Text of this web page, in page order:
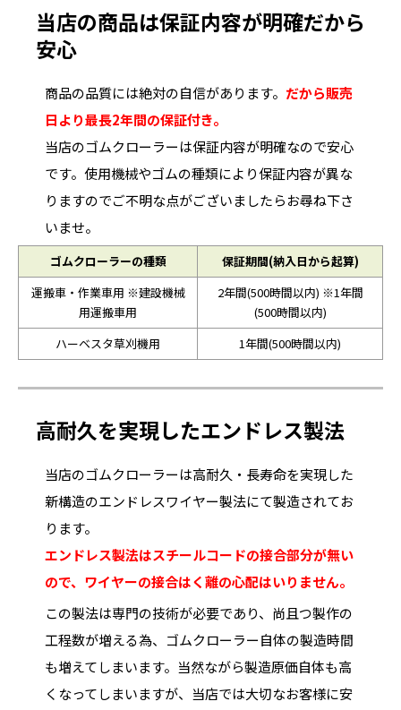
当店の商品は保証内容が明確だから
安心
商品の品質には絶対の自信があります。 だから販売
日より最長2年間の保証付き。
当店のゴムクローラーは保証内容が明確なので安心
です。使用機械やゴムの種類により保証内容が異な
りますのでご不明な点がございましたらお尋ね下さ
いませ。
ゴムクローラーの種類
保証期間(納入日から起算)
運搬車・作業車用 ※建設機械
用運搬車用
2年間(500時間以内) ※1年間
(500時間以内)
ハーベスタ草刈機用
1年間(500時間以内)
高耐久を実現したエンドレス製法
当店のゴムクローラーは高耐久・長寿命を実現した
新構造のエンドレスワイヤー製法にて製造されてお
ります。
エンドレス製法はスチールコードの接合部分が無い
ので、ワイヤーの接合はく離の心配はいりません。
この製法は専門の技術が必要であり、尚且つ製作の
工程数が増える為、ゴムクローラー自体の製造時間
も増えてしまいます。当然ながら製造原価自体も高
くなってしまいますが、当店では大切なお客様に安